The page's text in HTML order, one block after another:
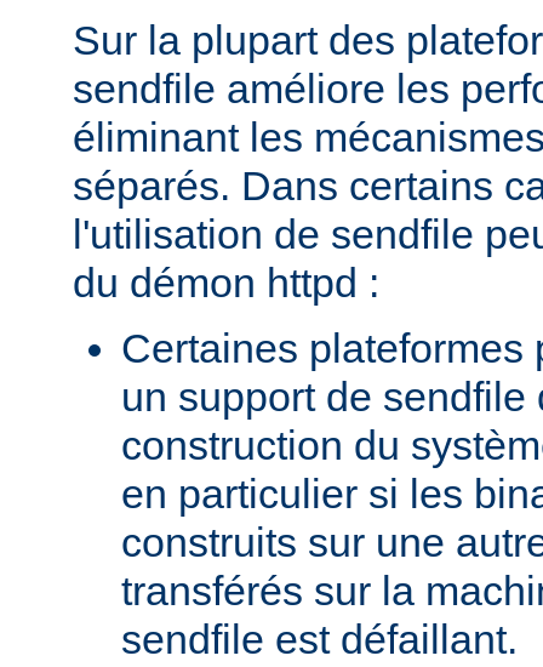
Sur la plupart des
sendfile améliore les
éliminant les
séparés. Dans certains
l'utilisation de sendfile
du démon httpd :
Certaines plateformes
un support de
construction du
en particulier si les
construits sur une
transférés sur la
sendfile est défaillant.